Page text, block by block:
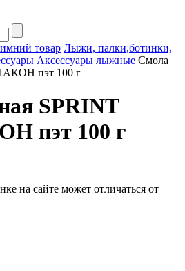
товар Лыжи, палки,ботинки,
Аксессуары лыжные Смола
пэт 100 г
SPRINT
пэт 100 г
на сайте может отличаться от